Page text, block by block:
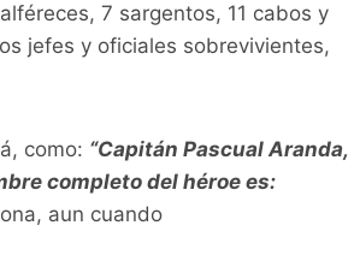
7 sargentos, 11 cabos y
jefes y oficiales sobrevivientes,
como: “Capitán Pascual Aranda,
completo del héroe es:
aun cuando